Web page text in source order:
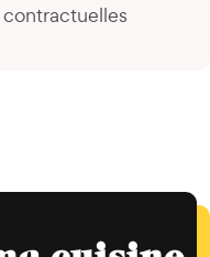
contractuelles